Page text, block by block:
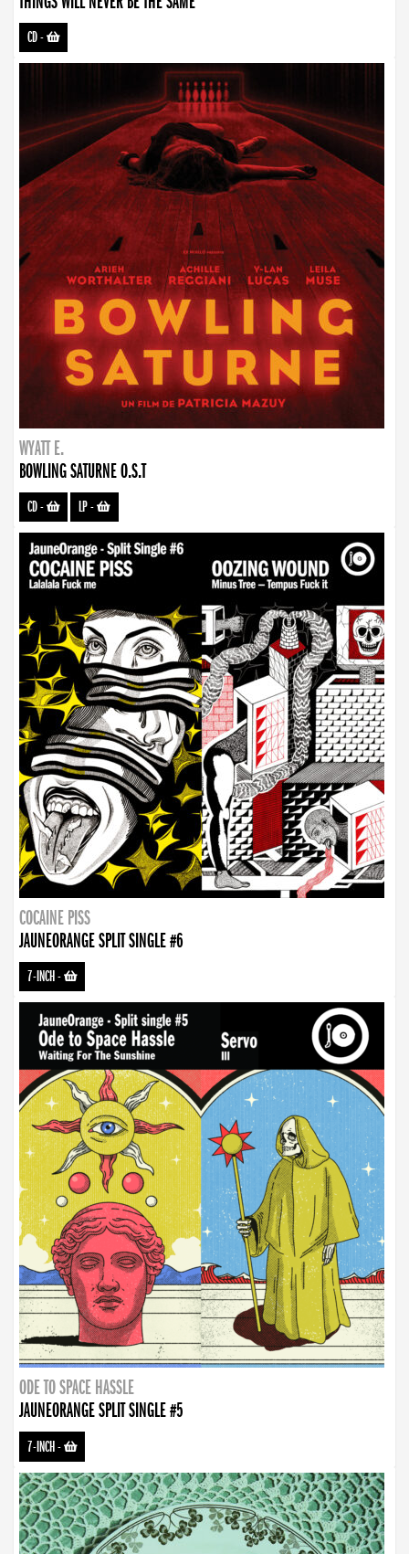
CD-
WYATT E.
BOWLING SATURNE O.S.T
CD- LP-
COCAINE PISS
JAUNEORANGE SPLIT SINGLE #6
7-INCH-
ODE TO SPACE HASSLE
JAUNEORANGE SPLIT SINGLE #5
7-INCH-